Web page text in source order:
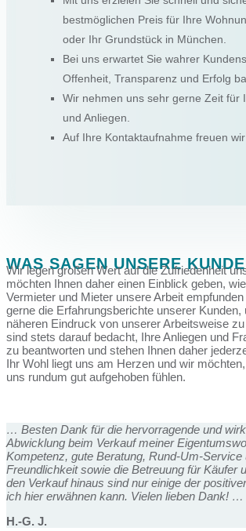
bestmöglichen Preis für Ihre
oder Ihr Grundstück in München.
Bei uns erwartet Sie wahrer
Offenheit, Transparenz und Erfolg
Wir nehmen uns sehr gerne Zeit für
und Anliegen.
Auf Ihre Kontaktaufnahme freuen wir
WAS SAGEN UNSERE
Wir legen großen Wert auf die Zufriedenheit
möchten Ihnen daher einen Einblick geben,
Vermieter und Mieter unsere Arbeit
gerne die Erfahrungsberichte unserer Kunden,
näheren Eindruck von unserer Arbeitsweise
sind stets darauf bedacht, Ihre Anliegen und
zu beantworten und stehen Ihnen daher
Ihr Wohl liegt uns am Herzen und wir
uns rundum gut aufgehoben fühlen.
… Besten Dank für die hervorragende und
Abwicklung beim Verkauf meiner
Kompetenz, gute Beratung, Rund-Um-Service
Freundlichkeit sowie die Betreuung für Käufer
den Verkauf hinaus sind nur einige der
ich hier erwähnen kann. Vielen lieben Dank! …
H.-G. J.